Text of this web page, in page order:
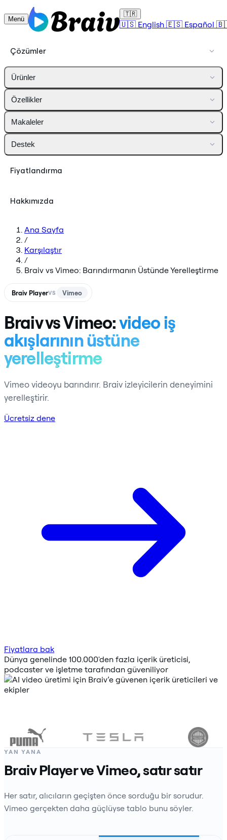
Menü
🇹🇷
🇺🇸 English 🇪🇸 Español
Çözümler
Ürünler
Özellikler
Makaleler
Destek
Fiyatlandırma
Hakkımızda
Ana Sayfa
/
Karşılaştır
/
Braiv vs Vimeo: Barındırmanın Üstünde Yerelleştirme
Braiv PlayerVS Vimeo
Braiv vs Vimeo:video iş
akışlarının üstüne
yerelleştirme
Vimeo videoyu barındırır. Braiv izleyicilerin deneyimini
yerelleştirir.
Ücretsiz dene
Fiyatlara bak
Dünya genelinde 100.000'den fazla içerik üreticisi,
podcaster ve işletme tarafından güveniliyor
YAN YANA
Braiv Player ve Vimeo, satır satır
Her satır, alıcıların geçişten önce sorduğu bir sorudur.
Vimeo gerçekten daha güçlüyse tablo bunu söyler.